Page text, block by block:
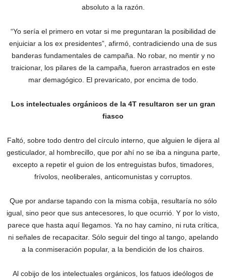
absoluto a la razón.
“Yo sería el primero en votar si me preguntaran la posibilidad de
enjuiciar a los ex presidentes”, afirmó, contradiciendo una de sus
banderas fundamentales de campaña. No robar, no mentir y no
traicionar, los pilares de la campaña, fueron arrastrados en este
mar demagógico. El prevaricato, por encima de todo.
Los intelectuales orgánicos de la 4T resultaron ser un gran
fiasco
Faltó, sobre todo dentro del círculo interno, que alguien le dijera al
gesticulador, al hombrecillo, que por ahí no se iba a ninguna parte,
excepto a repetir el guion de los entreguistas bufos, timadores,
frívolos, neoliberales, anticomunistas y corruptos.
Que por andarse tapando con la misma cobija, resultaría no sólo
igual, sino peor que sus antecesores, lo que ocurrió. Y por lo visto,
parece que hasta aquí llegamos. Ya no hay camino, ni ruta crítica,
ni señales de recapacitar. Sólo seguir del tingo al tango, apelando
a la conmiseración popular, a la bendición de los chairos.
Al cobijo de los intelectuales orgánicos, los fatuos ideólogos de